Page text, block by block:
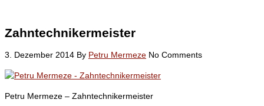
Zahntechnikermeister
3. Dezember 2014 By Petru Mermeze No Comments
Petru Mermeze – Zahntechnikermeister